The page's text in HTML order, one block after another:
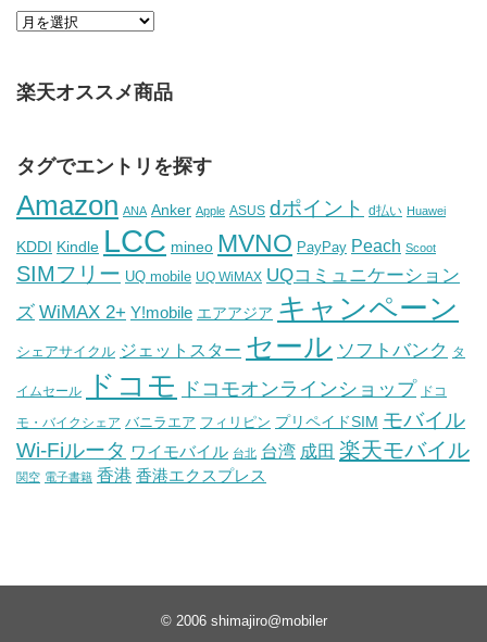
楽天オススメ商品
タグでエントリを探す
Amazon ANA Anker Apple ASUS dポイント d払い Huawei
KDDI Kindle LCC mineo MVNO PayPay Peach Scoot
SIMフリー UQ mobile UQ WiMAX UQコミュニケーション
ズ WiMAX 2+ Y!mobile エアアジア キャンペーン
シェアサイクル ジェットスター セール ソフトバンク タ
イムセール ドコモ ドコモオンラインショップ ドコ
モ・バイクシェア バニラエア フィリピン プリペイドSIM モバイル
Wi-Fiルータ ワイモバイル 台北 台湾 成田 楽天モバイル
関空 電子書籍 香港 香港エクスプレス
© 2006 shimajiro@mobiler